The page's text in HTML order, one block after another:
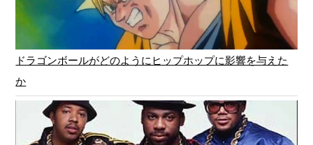
ドラゴンボールがどのようにヒップホップに影響を与えた
か